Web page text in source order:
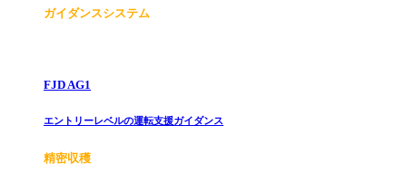
ガイダンスシステム
FJD AG1
エントリーレベルの運転支援ガイダンス
精密収穫